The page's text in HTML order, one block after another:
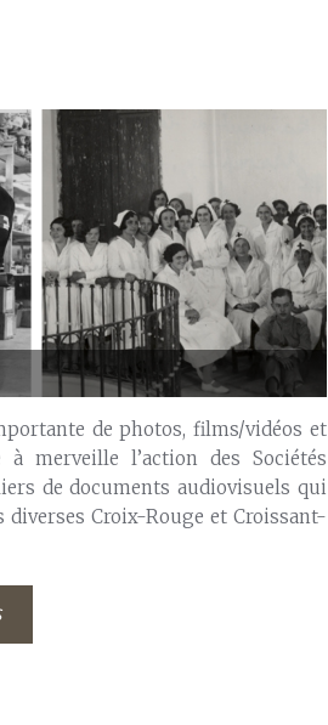
de photos, films/vidéos et
merveille l’action des Sociétés
de documents audiovisuels qui
Croix-Rouge et Croissant-